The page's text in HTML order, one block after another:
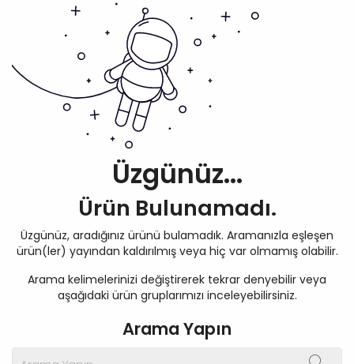
Üzgünüz...
Ürün Bulunamadı.
Üzgünüz, aradığınız ürünü bulamadık. Aramanızla eşleşen
ürün(ler) yayından kaldırılmış veya hiç var olmamış olabilir.
Arama kelimelerinizi değiştirerek tekrar denyebilir veya
aşağıdaki ürün gruplarımızı inceleyebilirsiniz.
Arama Yapın